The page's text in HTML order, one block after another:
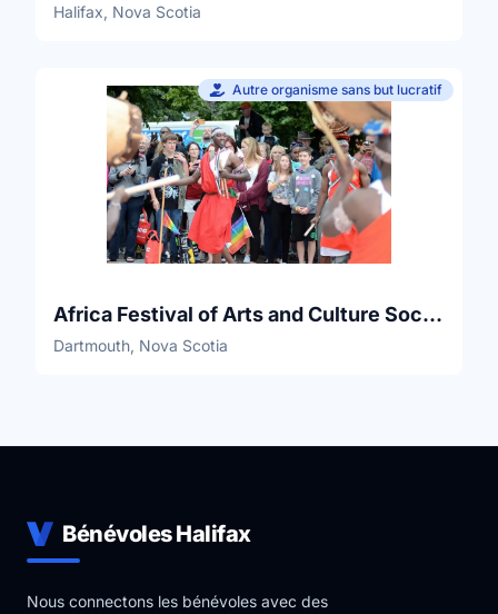
Halifax, Nova Scotia
Autre organisme sans but lucratif
Africa Festival of Arts and Culture Society (AFACS)
Dartmouth, Nova Scotia
Bénévoles Halifax
Nous connectons les bénévoles avec des